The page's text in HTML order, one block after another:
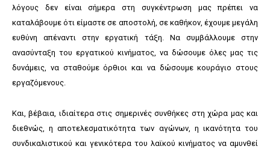
λόγους δεν είναι σήμερα στη συγκέντρωση μας πρέπει να
καταλάβουμε ότι είμαστε σε αποστολή, σε καθήκον, έχουμε μεγάλη
ευθύνη απέναντι στην εργατική τάξη. Να συμβάλλουμε στην
ανασύνταξη του εργατικού κινήματος, να δώσουμε όλες μας τις
δυνάμεις, να σταθούμε όρθιοι και να δώσουμε κουράγιο στους
εργαζόμενους.
Και, βέβαια, ιδιαίτερα στις σημερινές συνθήκες στη χώρα μας και
διεθνώς, η αποτελεσματικότητα των αγώνων, η ικανότητα του
συνδικαλιστικού και γενικότερα του λαϊκού κινήματος να αμυνθεί